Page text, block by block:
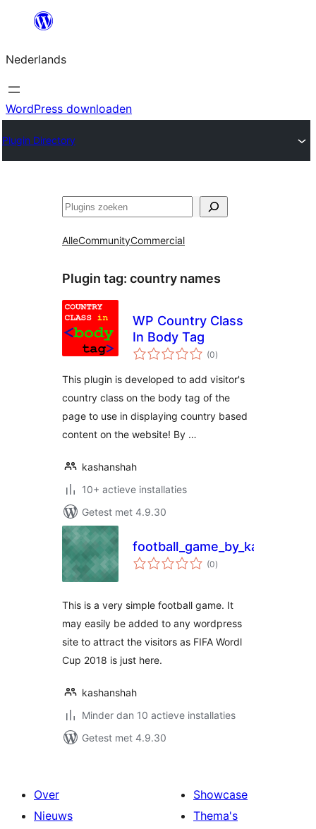
de
inhoud
Nederlands
WordPress downloaden
Plugin Directory
Zoeken
AlleCommunityCommercial
Plugin tag: country names
WP Country Class
In Body Tag
(0totaal
waarderingen
)
This plugin is developed to add visitor's
country class on the body tag of the
page to use in displaying country based
content on the website! By …
kashanshah
10+ actieve installaties
Getest met 4.9.30
(0totaal
waarderingen
)
This is a very simple football game. It
may easily be added to any wordpress
site to attract the visitors as FIFA Wordl
Cup 2018 is just here.
kashanshah
Minder dan 10 actieve installaties
Getest met 4.9.30
Over
Nieuws
Showcase
Thema's